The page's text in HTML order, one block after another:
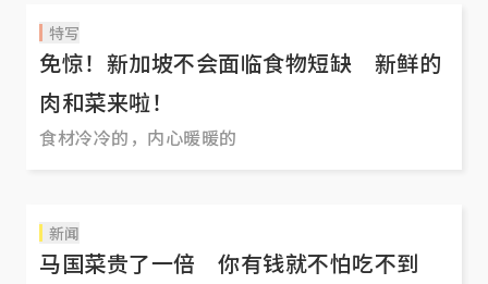
特写
免惊！新加坡不会面临食物短缺 新鲜的
肉和菜来啦！
食材冷冷的，内心暖暖的
新闻
马国菜贵了一倍 你有钱就不怕吃不到